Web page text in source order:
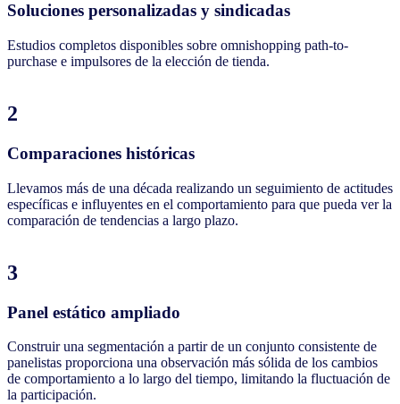
Soluciones personalizadas y sindicadas
Estudios completos disponibles sobre omnishopping path-to-
purchase e impulsores de la elección de tienda.
2
Comparaciones históricas
Llevamos más de una década realizando un seguimiento de actitudes
específicas e influyentes en el comportamiento para que pueda ver la
comparación de tendencias a largo plazo.
3
Panel estático ampliado
Construir una segmentación a partir de un conjunto consistente de
panelistas proporciona una observación más sólida de los cambios
de comportamiento a lo largo del tiempo, limitando la fluctuación de
la participación.